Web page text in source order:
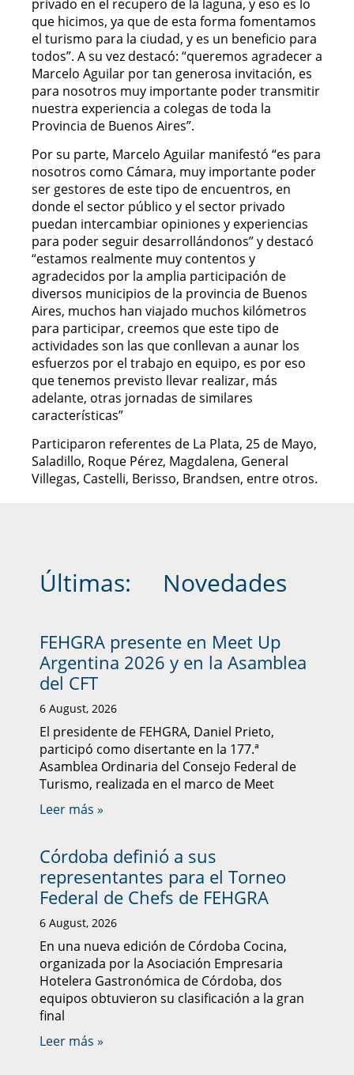
privado en el recupero de la laguna, y eso es lo
que hicimos, ya que de esta forma fomentamos
el turismo para la ciudad, y es un beneficio para
todos”. A su vez destacó: “queremos agradecer a
Marcelo Aguilar por tan generosa invitación, es
para nosotros muy importante poder transmitir
nuestra experiencia a colegas de toda la
Provincia de Buenos Aires”.
Por su parte, Marcelo Aguilar manifestó “es para
nosotros como Cámara, muy importante poder
ser gestores de este tipo de encuentros, en
donde el sector público y el sector privado
puedan intercambiar opiniones y experiencias
para poder seguir desarrollándonos” y destacó
“estamos realmente muy contentos y
agradecidos por la amplia participación de
diversos municipios de la provincia de Buenos
Aires, muchos han viajado muchos kilómetros
para participar, creemos que este tipo de
actividades son las que conllevan a aunar los
esfuerzos por el trabajo en equipo, es por eso
que tenemos previsto llevar realizar, más
adelante, otras jornadas de similares
características”
Participaron referentes de La Plata, 25 de Mayo,
Saladillo, Roque Pérez, Magdalena, General
Villegas, Castelli, Berisso, Brandsen, entre otros.
Últimas: Novedades
FEHGRA presente en Meet Up
Argentina 2026 y en la Asamblea
del CFT
6 August, 2026
El presidente de FEHGRA, Daniel Prieto,
participó como disertante en la 177.ª
Asamblea Ordinaria del Consejo Federal de
Turismo, realizada en el marco de Meet
Leer más »
Córdoba definió a sus
representantes para el Torneo
Federal de Chefs de FEHGRA
6 August, 2026
En una nueva edición de Córdoba Cocina,
organizada por la Asociación Empresaria
Hotelera Gastronómica de Córdoba, dos
equipos obtuvieron su clasificación a la gran
final
Leer más »